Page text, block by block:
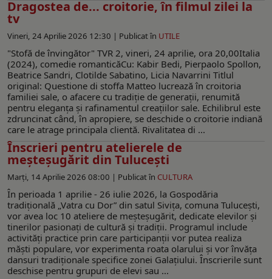
Dragostea de... croitorie, în filmul zilei la
tv
Vineri, 24 Aprilie 2026 12:30 | Publicat în UTILE
"Stofă de învingător" TVR 2, vineri, 24 aprilie, ora 20,00Italia
(2024), comedie romanticăCu: Kabir Bedi, Pierpaolo Spollon,
Beatrice Sandri, Clotilde Sabatino, Licia Navarrini Titlul
original: Questione di stoffa Matteo lucrează în croitoria
familiei sale, o afacere cu tradiție de generații, renumită
pentru eleganța și rafinamentul creațiilor sale. Echilibrul este
zdruncinat când, în apropiere, se deschide o croitorie indiană
care le atrage principala clientă. Rivalitatea di ...
Înscrieri pentru atelierele de
meșteșugărit din Tulucești
Marți, 14 Aprilie 2026 08:00 | Publicat în CULTURA
În perioada 1 aprilie - 26 iulie 2026, la Gospodăria
tradițională „Vatra cu Dor” din satul Sivița, comuna Tulucești,
vor avea loc 10 ateliere de meșteșugărit, dedicate elevilor și
tinerilor pasionați de cultură și tradiții. Programul include
activități practice prin care participanții vor putea realiza
măști populare, vor experimenta roata olarului și vor învăța
dansuri tradiționale specifice zonei Galațiului. Înscrierile sunt
deschise pentru grupuri de elevi sau ...